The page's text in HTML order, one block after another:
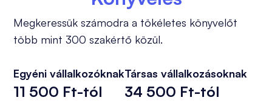
Megkeressük számodra a tökéletes könyvelőt
több mint 300 szakértő közül.
Egyéni vállalkozóknak
11 500 Ft-tól
Társas vállalkozásoknak
34 500 Ft-tól